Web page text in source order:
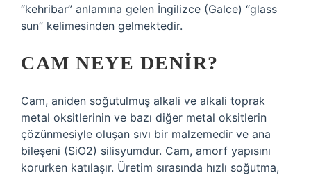
“kehribar” anlamına gelen İngilizce (Galce) “glass
sun” kelimesinden gelmektedir.
CAM NEYE DENIR?
Cam, aniden soğutulmuş alkali ve alkali toprak
metal oksitlerinin ve bazı diğer metal oksitlerin
çözünmesiyle oluşan sıvı bir malzemedir ve ana
bileşeni (SiO2) silisyumdur. Cam, amorf yapısını
korurken katılaşır. Üretim sırasında hızlı soğutma,